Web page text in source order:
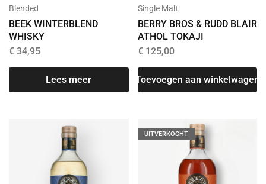
Blended
BEEK WINTERBLEND
WHISKY
€ 34,95
Lees meer
Single Malt
BERRY BROS & RUDD BLAIR
ATHOL TOKAJI
€125,00
Toevoegen aan winkelwagen
UITVERKOCHT